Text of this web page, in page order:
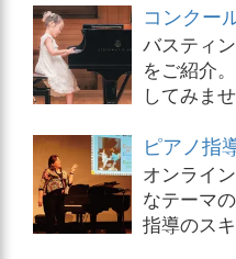
コンクー
バスティ
をご紹介
してみま
ピアノ指
オンライ
なテーマ
指導のス